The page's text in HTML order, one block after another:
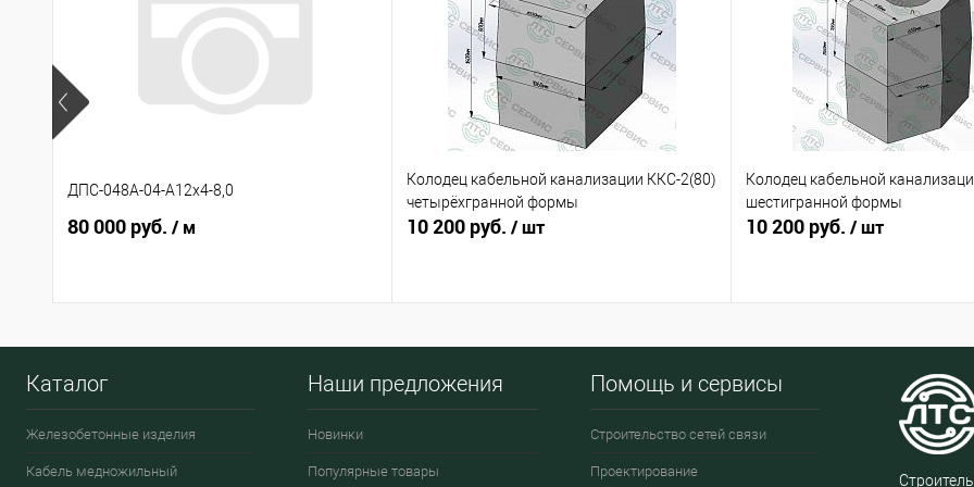
ДПС-048А-04-А12х4-8,0
80 000 руб. / м
Колодец кабельной канализации ККС-2(80)
четырёхгранной формы
10 200 руб. / шт
Колодец кабельной
шестигранной формы
10 200 руб. / шт
Каталог
Железобетонные изделия
Кабель медножильный
Наши предложения
Новинки
Популярные товары
Помощь и сервисы
Строительство сетей связи
Проектирование